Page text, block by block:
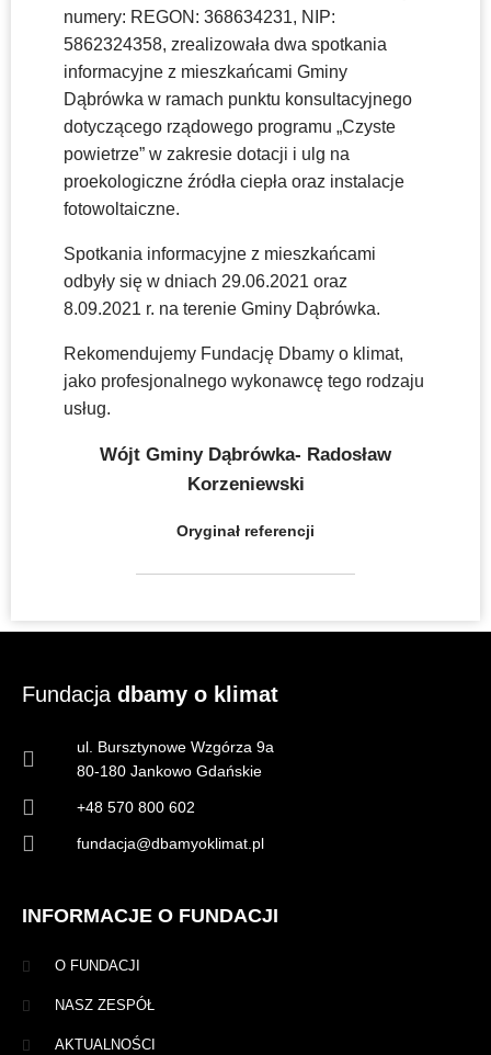
numery: REGON: 368634231, NIP:
5862324358, zrealizowała dwa spotkania
informacyjne z mieszkańcami Gminy
Dąbrówka w ramach punktu konsultacyjnego
dotyczącego rządowego programu „Czyste
powietrze” w zakresie dotacji i ulg na
proekologiczne źródła ciepła oraz instalacje
fotowoltaiczne.
Spotkania informacyjne z mieszkańcami
odbyły się w dniach 29.06.2021 oraz
8.09.2021 r. na terenie Gminy Dąbrówka.
Rekomendujemy Fundację Dbamy o klimat,
jako profesjonalnego wykonawcę tego rodzaju
usług.
Wójt Gminy Dąbrówka- Radosław
Korzeniewski
Oryginał referencji
Fundacja dbamy o klimat
ul. Bursztynowe Wzgórza 9a
80-180 Jankowo Gdańskie
+48 570 800 602
fundacja@dbamyoklimat.pl
INFORMACJE O FUNDACJI
O FUNDACJI
NASZ ZESPÓŁ
AKTUALNOŚCI